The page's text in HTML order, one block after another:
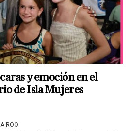
y emoción en el
de Isla Mujeres
ROO